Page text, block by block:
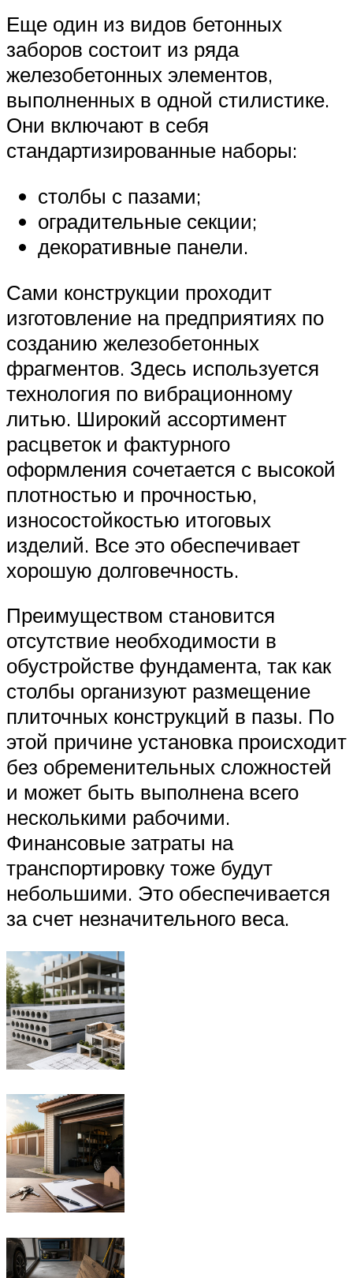
Еще один из видов бетонных
заборов состоит из ряда
железобетонных элементов,
выполненных в одной стилистике.
Они включают в себя
стандартизированные наборы:
столбы с пазами;
оградительные секции;
декоративные панели.
Сами конструкции проходит
изготовление на предприятиях по
созданию железобетонных
фрагментов. Здесь используется
технология по вибрационному
литью. Широкий ассортимент
расцветок и фактурного
оформления сочетается с высокой
плотностью и прочностью,
износостойкостью итоговых
изделий. Все это обеспечивает
хорошую долговечность.
Преимуществом становится
отсутствие необходимости в
обустройстве фундамента, так как
столбы организуют размещение
плиточных конструкций в пазы. По
этой причине установка происходит
без обременительных сложностей
и может быть выполнена всего
несколькими рабочими.
Финансовые затраты на
транспортировку тоже будут
небольшими. Это обеспечивается
за счет незначительного веса.